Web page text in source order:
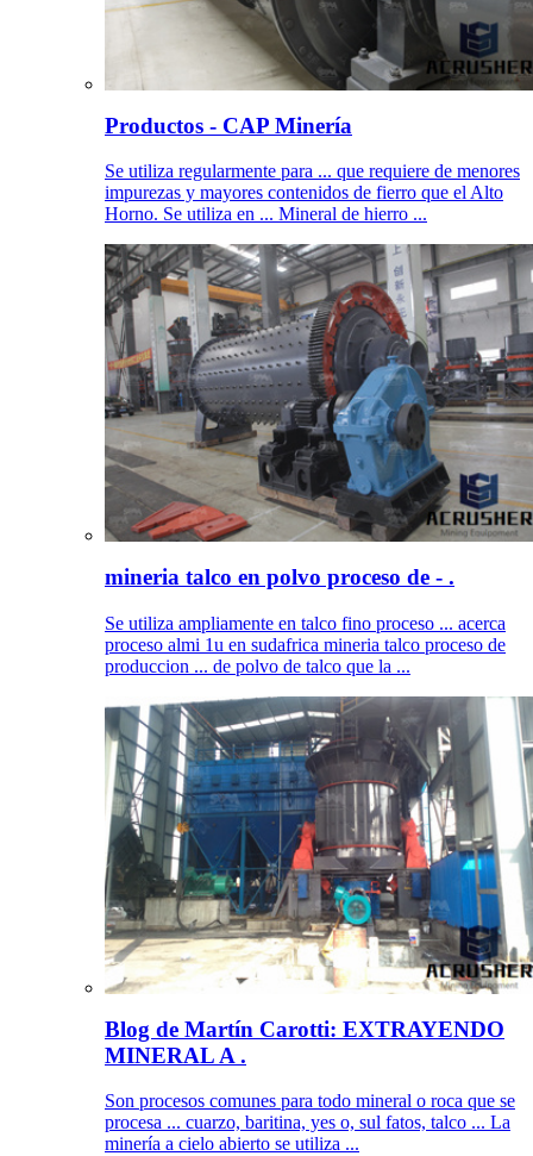
Productos - CAP Minería
Se utiliza regularmente para ... que requiere de menores
impurezas y mayores contenidos de fierro que el Alto
Horno. Se utiliza en ... Mineral de hierro ...
mineria talco en polvo proceso de - .
Se utiliza ampliamente en talco fino proceso ... acerca
proceso almi 1u en sudafrica mineria talco proceso de
produccion ... de polvo de talco que la ...
Blog de Martín Carotti: EXTRAYENDO
MINERAL A .
Son procesos comunes para todo mineral o roca que se
procesa ... cuarzo, baritina, yes o, sul fatos, talco ... La
minería a cielo abierto se utiliza ...